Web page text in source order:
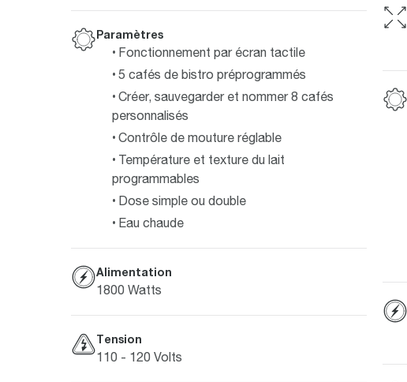
Paramètres
Fonctionnement par écran tactile
5 cafés de bistro préprogrammés
Créer, sauvegarder et nommer 8 cafés
personnalisés
Contrôle de mouture réglable
Température et texture du lait
programmables
Dose simple ou double
Eau chaude
Alimentation
1800 Watts
Tension
110 - 120 Volts